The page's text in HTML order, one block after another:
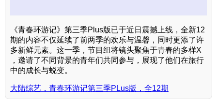
《青春环游记》第三季Plus版已于近日震撼上线，全新12
期的内容不仅延续了前两季的欢乐与温馨，同时更添了许
多新鲜元素。这一季，节目组将镜头聚焦于青春的多样X
，邀请了不同背景的青年们共同参与，展现了他们在旅行
中的成长与蜕变。
大陆综艺，青春环游记第三季PLus版，全12期